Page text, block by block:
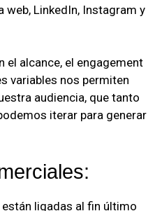
web, LinkedIn, Instagram y
alcance, el engagement
variables nos permiten
audiencia, que tanto
iterar para generar
ligadas al fin último